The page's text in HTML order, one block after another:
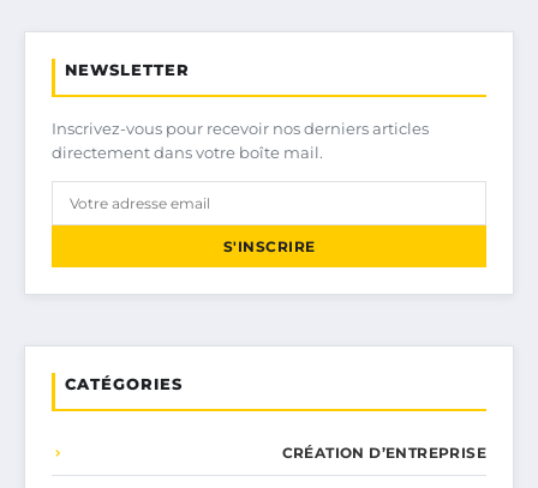
NEWSLETTER
Inscrivez-vous pour recevoir nos derniers articles
directement dans votre boîte mail.
S'INSCRIRE
CATÉGORIES
CRÉATION D’ENTREPRISE